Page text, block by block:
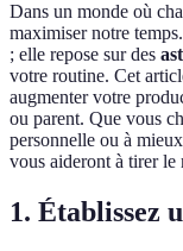
Dans un monde où
maximiser notre
; elle repose sur des
votre routine. Cet
augmenter votre
ou parent. Que vous
personnelle ou à
vous aideront à tirer le
1. Établissez